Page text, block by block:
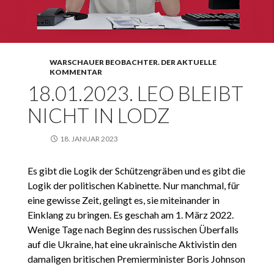
WARSCHAUER BEOBACHTER. DER AKTUELLE
KOMMENTAR
18.01.2023. LEO BLEIBT
NICHT IN LODZ
18. JANUAR 2023
Es gibt die Logik der Schützengräben und es gibt die
Logik der politischen Kabinette. Nur manchmal, für
eine gewisse Zeit, gelingt es, sie miteinander in
Einklang zu bringen. Es geschah am 1. März 2022.
Wenige Tage nach Beginn des russischen Überfalls
auf die Ukraine, hat eine ukrainische Aktivistin den
damaligen britischen Premierminister Boris Johnson